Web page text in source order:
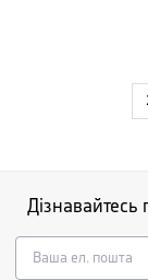
Дізнавайтесь